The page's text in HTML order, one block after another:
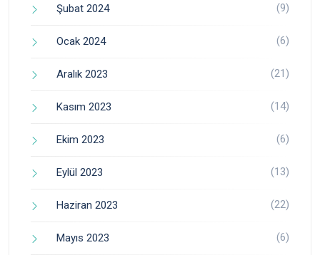
Şubat 2024 (9)
Ocak 2024 (6)
Aralık 2023 (21)
Kasım 2023 (14)
Ekim 2023 (6)
Eylül 2023 (13)
Haziran 2023 (22)
Mayıs 2023 (6)